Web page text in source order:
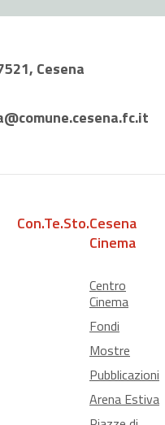
Cesena
Con.Te.Sto.Cesena
Cinema
Centro
Cinema
Fondi
Mostre
Pubblicazioni
Arena Estiva